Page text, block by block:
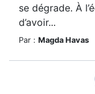
se dégrade. À
d’avoir...
Par : Magda Havas